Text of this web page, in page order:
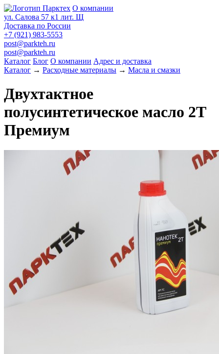
О компании
ул. Салова 57 к1 лит. Щ
Доставка по России
+7 (921) 983-5553
post@parkteh.ru
post@parkteh.ru
Каталог Блог О компании Адрес и доставка
Каталог → Расходные материалы → Масла и смазки
Двухтактное
полусинтетическое масло 2Т
Премиум